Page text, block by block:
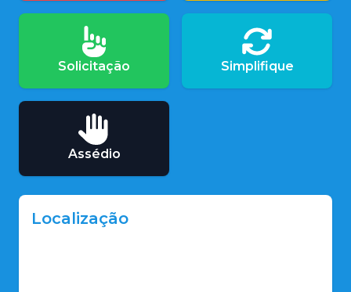
Solicitação Simplifique
Assédio
Localização